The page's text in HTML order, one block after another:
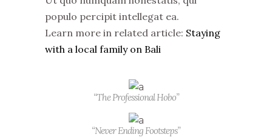
populo percipit intellegat ea.
Learn more in related article: Staying
with a local family on Bali
“The Professional Hobo”
“Never Ending Footsteps”